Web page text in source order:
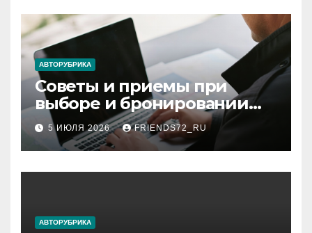
АВТОРУБРИКА
Советы и приемы при
выборе и бронировании
авиабилетов
5 ИЮЛЯ 2026 FRIENDS72_RU
АВТОРУБРИКА